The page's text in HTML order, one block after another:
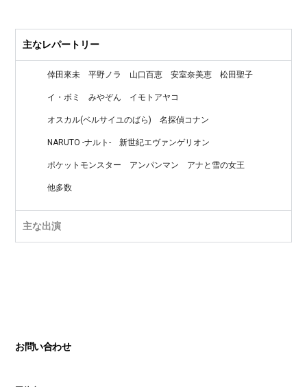
主なレパートリー
倖田來未 平野ノラ 山口百恵 安室奈美恵 松田聖子
イ・ボミ みやぞん イモトアヤコ
オスカル(ベルサイユのばら) 名探偵コナン
NARUTO -ナルト- 新世紀エヴァンゲリオン
ポケットモンスター アンパンマン アナと雪の女王
他多数
主な出演
お問い合わせ